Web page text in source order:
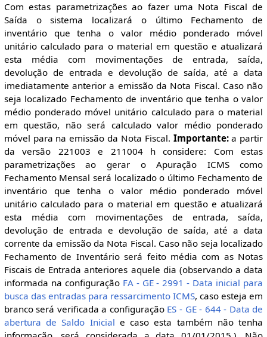
Com estas parametrizações ao fazer uma Nota Fiscal de
Saída o sistema localizará o último Fechamento de
inventário que tenha o valor médio ponderado móvel
unitário calculado para o material em questão e atualizará
esta média com movimentações de entrada, saída,
devolução de entrada e devolução de saída, até a data
imediatamente anterior a emissão da Nota Fiscal. Caso não
seja localizado Fechamento de inventário que tenha o valor
médio ponderado móvel unitário calculado para o material
em questão, não será calculado valor médio ponderado
móvel para na emissão da Nota Fiscal. Importante:a partir
da versão 221003 e 211004 h considere: Com estas
parametrizações ao gerar o Apuração ICMS como
Fechamento Mensal será localizado o último Fechamento de
inventário que tenha o valor médio ponderado móvel
unitário calculado para o material em questão e atualizará
esta média com movimentações de entrada, saída,
devolução de entrada e devolução de saída, até a data
corrente da emissão da Nota Fiscal. Caso não seja localizado
Fechamento de Inventário será feito média com as Notas
Fiscais de Entrada anteriores aquele dia (observando a data
informada na configuração FA - GE - 2991 - Data inicial para
busca das entradas para ressarcimento ICMS, caso esteja em
branco será verificada a configuração ES - GE - 644 - Data de
abertura de Saldo Inicial e caso esta também não tenha